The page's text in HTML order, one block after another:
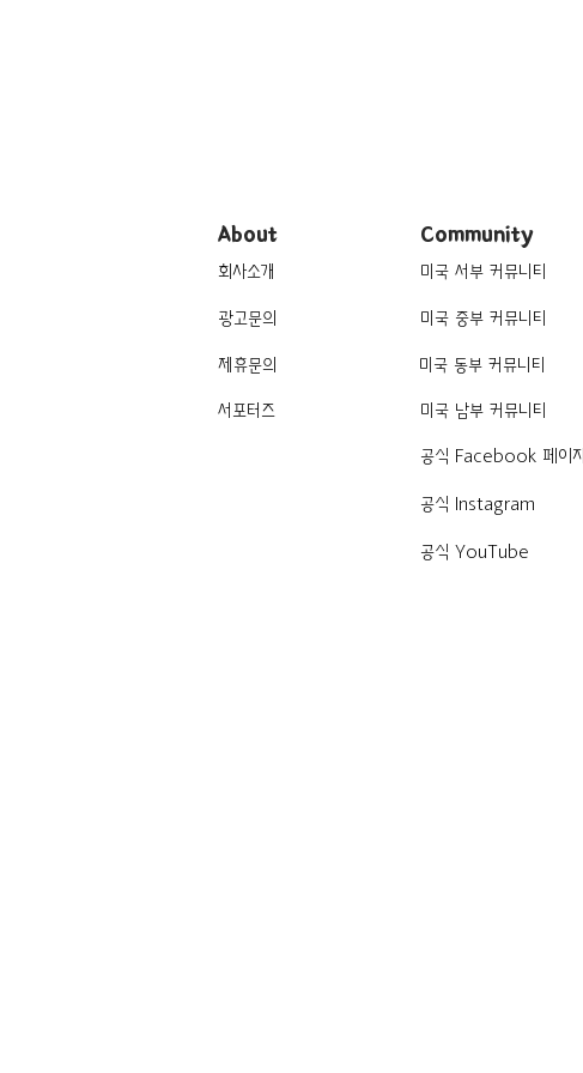
About
회사소개
광고문의
제휴문의
서포터즈
Community
미국 서부 커뮤니티
미국 중부 커뮤니티
미국 동부 커뮤니티
미국 남부 커뮤니티
공식 Facebook 페이지
공식 Instagram
공식 YouTube